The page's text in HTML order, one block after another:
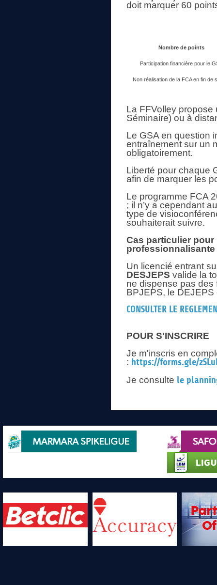
doit marquer 60
Nombre de points
Participation financière pour le
Non réalisation de la FCA en fin de
La FFVolley propose
Séminaire) ou à
Le GSA en question
entraînement sur un
obligatoirement.
Liberté pour chaque
afin de marquer les
Le programme FCA
; il n’y a cependant
type de
souhaiterait suivre.
Cas particulier pour
professionnalisante
Un licencié entrant
DESJEPS valide la
ne dispense pas
BPJEPS, le
CONSULTER LE
POUR S'INSCRIRE
Je m'inscris en
: https://forms.gle/
Je consulte le